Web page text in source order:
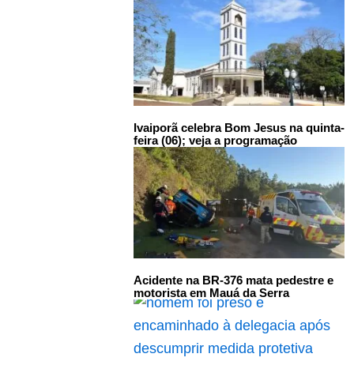
Ivaiporã celebra Bom Jesus na quinta-
feira (06); veja a programação
Acidente na BR-376 mata pedestre e
motorista em Mauá da Serra